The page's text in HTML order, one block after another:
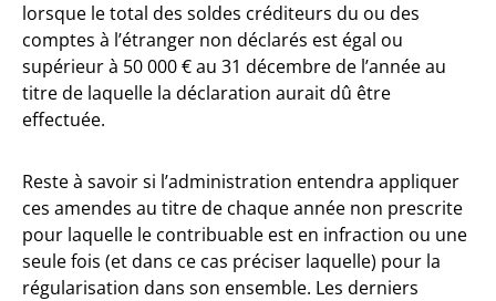
lorsque le total des soldes créditeurs du ou des
comptes à l’étranger non déclarés est égal ou
supérieur à 50 000 € au 31 décembre de l’année au
titre de laquelle la déclaration aurait dû être
effectuée.
Reste à savoir si l’administration entendra appliquer
ces amendes au titre de chaque année non prescrite
pour laquelle le contribuable est en infraction ou une
seule fois (et dans ce cas préciser laquelle) pour la
régularisation dans son ensemble. Les derniers